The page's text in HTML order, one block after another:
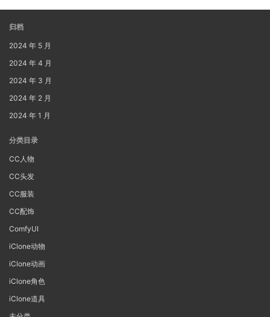
归档
2024 年 5 月
2024 年 4 月
2024 年 3 月
2024 年 2 月
2024 年 1 月
分类目录
CC人物
CC头发
CC服装
CC配饰
ComfyUI
iClone动物
iClone动画
iClone角色
iClone道具